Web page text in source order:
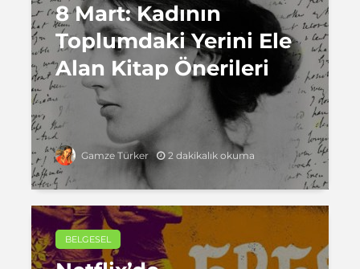
8 Mart: Kadının
Toplumdaki Yerini Ele
Alan Kitap Önerileri
Gamze Türker 2 dakikalık okuma
BELGESEL